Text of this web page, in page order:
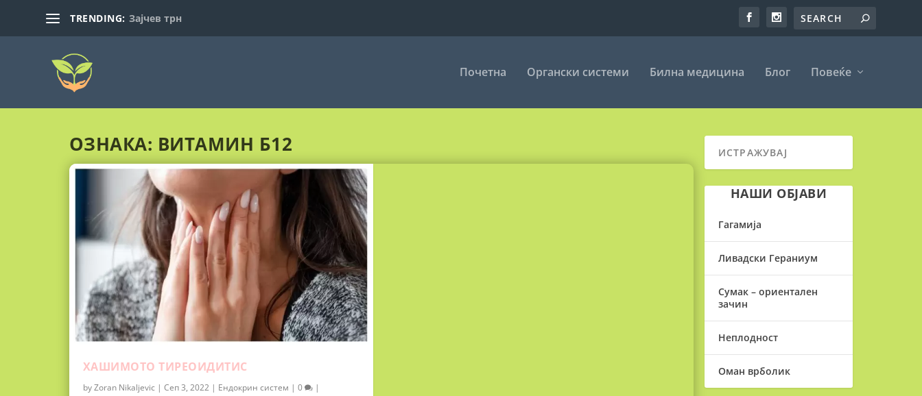
TRENDING: Зајчев трн
Почетна Органски системи Билна медицина Блог Повеќе
ОЗНАКА: ВИТАМИН Б12
ХАШИМОТО ТИРЕОИДИТИС
byZoran Nikaljevic | Сеп 3, 2022 | Ендокрин систем | 0 |
НАШИ ОБЈАВИ
Гагамија
Ливадски Гераниум
Сумак – ориентален
зачин
Неплодност
Оман врболик